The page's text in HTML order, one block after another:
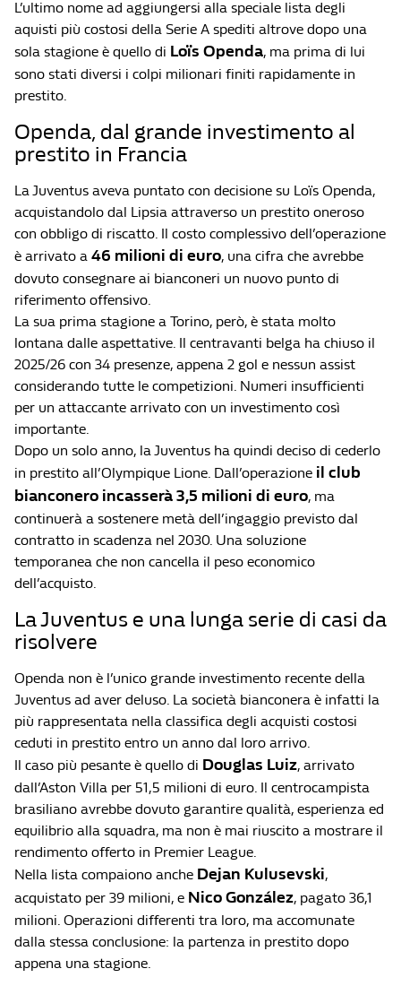
L’ultimo nome ad aggiungersi alla speciale lista degli
aquisti più costosi della Serie A spediti altrove dopo una
sola stagione è quello di Loïs Openda, ma prima di lui
sono stati diversi i colpi milionari finiti rapidamente in
prestito.
Openda, dal grande investimento al
prestito in Francia
La Juventus aveva puntato con decisione su Loïs Openda,
acquistandolo dal Lipsia attraverso un prestito oneroso
con obbligo di riscatto. Il costo complessivo dell’operazione
è arrivato a 46 milioni di euro, una cifra che avrebbe
dovuto consegnare ai bianconeri un nuovo punto di
riferimento offensivo.
La sua prima stagione a Torino, però, è stata molto
lontana dalle aspettative. Il centravanti belga ha chiuso il
2025/26 con 34 presenze, appena 2 gol e nessun assist
considerando tutte le competizioni. Numeri insufficienti
per un attaccante arrivato con un investimento così
importante.
Dopo un solo anno, la Juventus ha quindi deciso di cederlo
in prestito all’Olympique Lione. Dall’operazione il club
bianconero incasserà 3,5 milioni di euro, ma
continuerà a sostenere metà dell’ingaggio previsto dal
contratto in scadenza nel 2030. Una soluzione
temporanea che non cancella il peso economico
dell’acquisto.
La Juventus e una lunga serie di casi da
risolvere
Openda non è l’unico grande investimento recente della
Juventus ad aver deluso. La società bianconera è infatti la
più rappresentata nella classifica degli acquisti costosi
ceduti in prestito entro un anno dal loro arrivo.
Il caso più pesante è quello di Douglas Luiz, arrivato
dall’Aston Villa per 51,5 milioni di euro. Il centrocampista
brasiliano avrebbe dovuto garantire qualità, esperienza ed
equilibrio alla squadra, ma non è mai riuscito a mostrare il
rendimento offerto in Premier League.
Nella lista compaiono anche Dejan Kulusevski,
acquistato per 39 milioni, e Nico González, pagato 36,1
milioni. Operazioni differenti tra loro, ma accomunate
dalla stessa conclusione: la partenza in prestito dopo
appena una stagione.